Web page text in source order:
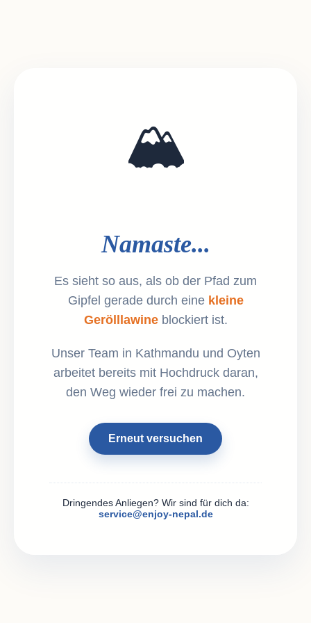
🏔️
Namaste...
Es sieht so aus, als ob der Pfad zum
Gipfel gerade durch eine kleine
Gerölllawineblockiert ist.
Unser Team in Kathmandu und Oyten
arbeitet bereits mit Hochdruck daran,
den Weg wieder frei zu machen.
Erneut versuchen
Dringendes Anliegen? Wir sind für dich da:
service@enjoy-nepal.de